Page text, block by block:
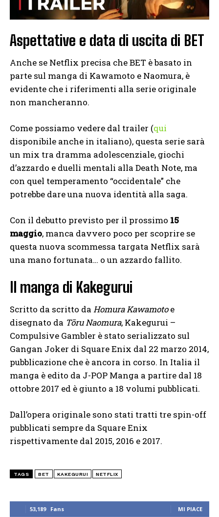
53,189 Fans MI PIACE
Aspettative e data di uscita di BET
Anche se Netflix precisa che BET è basato in
parte sul manga di Kawamoto e Naomura, è
evidente che i riferimenti alla serie originale
non mancheranno.
Come possiamo vedere dal trailer (qui
disponibile anche in italiano), questa serie sarà
un mix tra dramma adolescenziale, giochi
d’azzardo e duelli mentali alla Death Note, ma
con quel temperamento “occidentale” che
potrebbe dare una nuova identità alla saga.
Con il debutto previsto per il prossimo 15
maggio, manca davvero poco per scoprire se
questa nuova scommessa targata Netflix sarà
una mano fortunata… o un azzardo fallito.
Il manga di Kakegurui
Scritto da scritto da Homura Kawamotoe
disegnato da Tōru Naomura, Kakegurui –
Compulsive Gambler è stato serializzato sul
Gangan Joker di Square Enix dal 22 marzo 2014,
pubblicazione che è ancora in corso. In Italia il
manga è edito da J-POP Manga a partire dal 18
ottobre 2017 ed è giunto a 18 volumi pubblicati.
Dall’opera originale sono stati tratti tre spin-off
pubblicati sempre da Square Enix
rispettivamente dal 2015, 2016 e 2017.
TAGS BET KAKEGURUI NETFLIX